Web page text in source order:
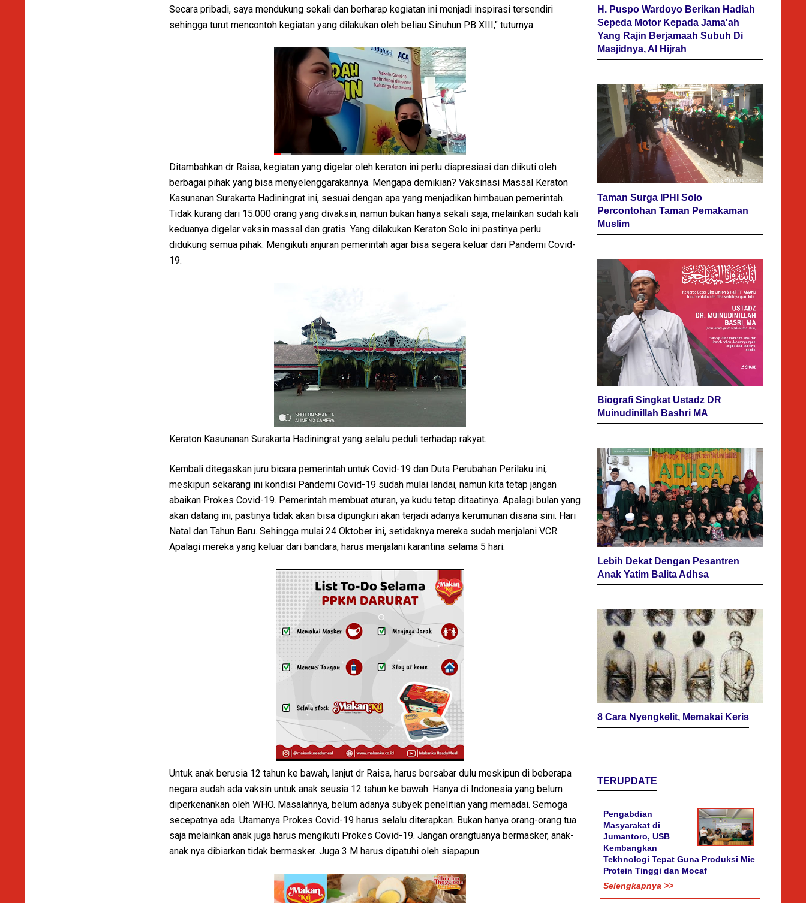
Secara pribadi, saya mendukung sekali dan berharap kegiatan ini menjadi inspirasi tersendiri
sehingga turut mencontoh kegiatan yang dilakukan oleh beliau Sinuhun PB XIII," tuturnya.
Ditambahkan dr Raisa, kegiatan yang digelar oleh keraton ini perlu diapresiasi dan diikuti oleh
berbagai pihak yang bisa menyelenggarakannya. Mengapa demikian? Vaksinasi Massal Keraton
Kasunanan Surakarta Hadiningrat ini, sesuai dengan apa yang menjadikan himbauan pemerintah.
Tidak kurang dari 15.000 orang yang divaksin, namun bukan hanya sekali saja, melainkan sudah kali
keduanya digelar vaksin massal dan gratis. Yang dilakukan Keraton Solo ini pastinya perlu
didukung semua pihak. Mengikuti anjuran pemerintah agar bisa segera keluar dari Pandemi Covid-
19.
Keraton Kasunanan Surakarta Hadiningrat yang selalu peduli terhadap rakyat.
Kembali ditegaskan juru bicara pemerintah untuk Covid-19 dan Duta Perubahan Perilaku ini,
meskipun sekarang ini kondisi Pandemi Covid-19 sudah mulai landai, namun kita tetap jangan
abaikan Prokes Covid-19. Pemerintah membuat aturan, ya kudu tetap ditaatinya. Apalagi bulan yang
akan datang ini, pastinya tidak akan bisa dipungkiri akan terjadi adanya kerumunan disana sini. Hari
Natal dan Tahun Baru. Sehingga mulai 24 Oktober ini, setidaknya mereka sudah menjalani VCR.
Apalagi mereka yang keluar dari bandara, harus menjalani karantina selama 5 hari.
Untuk anak berusia 12 tahun ke bawah, lanjut dr Raisa, harus bersabar dulu meskipun di beberapa
negara sudah ada vaksin untuk anak seusia 12 tahun ke bawah. Hanya di Indonesia yang belum
diperkenankan oleh WHO. Masalahnya, belum adanya subyek penelitian yang memadai. Semoga
secepatnya ada. Utamanya Prokes Covid-19 harus selalu diterapkan. Bukan hanya orang-orang tua
saja melainkan anak juga harus mengikuti Prokes Covid-19. Jangan orangtuanya bermasker, anak-
anak nya dibiarkan tidak bermasker. Juga 3 M harus dipatuhi oleh siapapun.
H. Puspo Wardoyo Berikan Hadiah
Sepeda Motor Kepada Jama'ah
Yang Rajin Berjamaah Subuh Di
Masjidnya, Al Hijrah
Taman Surga IPHI Solo
Percontohan Taman Pemakaman
Muslim
Biografi Singkat Ustadz DR
Muinudinillah Bashri MA
Lebih Dekat Dengan Pesantren
Anak Yatim Balita Adhsa
8 Cara Nyengkelit, Memakai Keris
TERUPDATE
Pengabdian
Masyarakat di
Jumantoro, USB
Kembangkan
Tekhnologi Tepat Guna Produksi Mie
Protein Tinggi dan Mocaf
Selengkapnya >>